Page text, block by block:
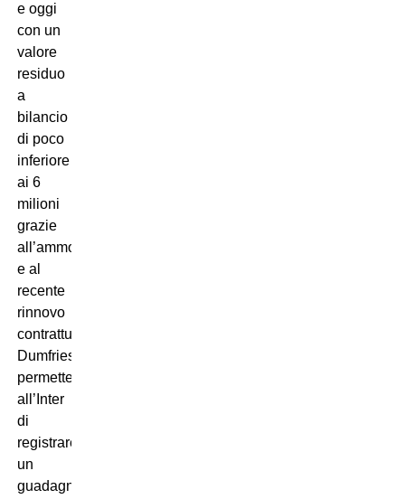
e oggi
con un
valore
residuo
a
bilancio
di poco
inferiore
ai 6
milioni
grazie
all’ammortamento
e al
recente
rinnovo
contrattuale,
Dumfries
permetterebbe
all’Inter
di
registrare
un
guadagno